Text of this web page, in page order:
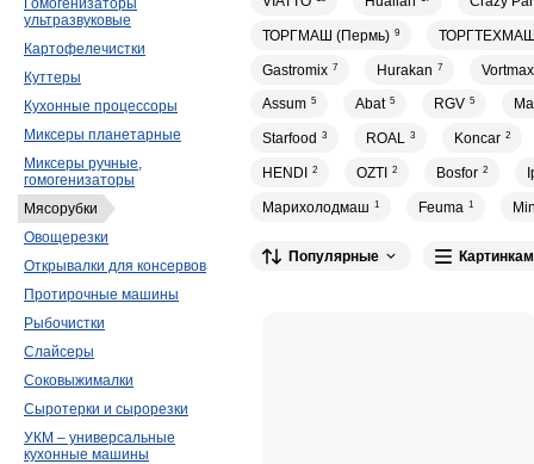
ТОРГМАШ (Пермь) 9
Gastromix 7 Hurakan 7 Vortmax
Assum 5 Abat 5 RGV 5
Starfood 3 ROAL 3 Koncar 2
HENDI 2 OZTI 2 Bosfor 2
Марихолодмаш 1 Feuma 1
Популярные
Гомогенизаторы
ультразвуковые
Картофелечистки
Куттеры
Кухонные процессоры
Миксеры планетарные
Миксеры ручные,
гомогенизаторы
Мясорубки
Овощерезки
Открывалки для консервов
Протирочные машины
Рыбочистки
Слайсеры
Соковыжималки
Сыротерки и сырорезки
УКМ – универсальные
кухонные машины